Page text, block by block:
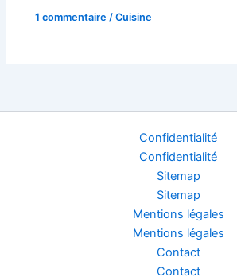
1 commentaire /Cuisine
Confidentialité
Confidentialité
Sitemap
Sitemap
Mentions légales
Mentions légales
Contact
Contact